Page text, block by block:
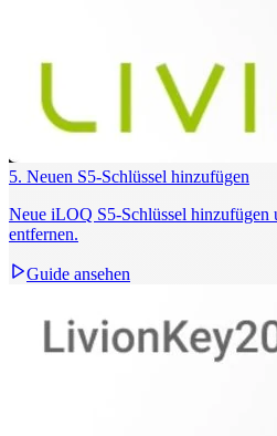
5. Neuen S5‑Schlüssel hinzufügen
Neue iLOQ S5‑Schlüssel hinzufügen
entfernen.
Guide ansehen